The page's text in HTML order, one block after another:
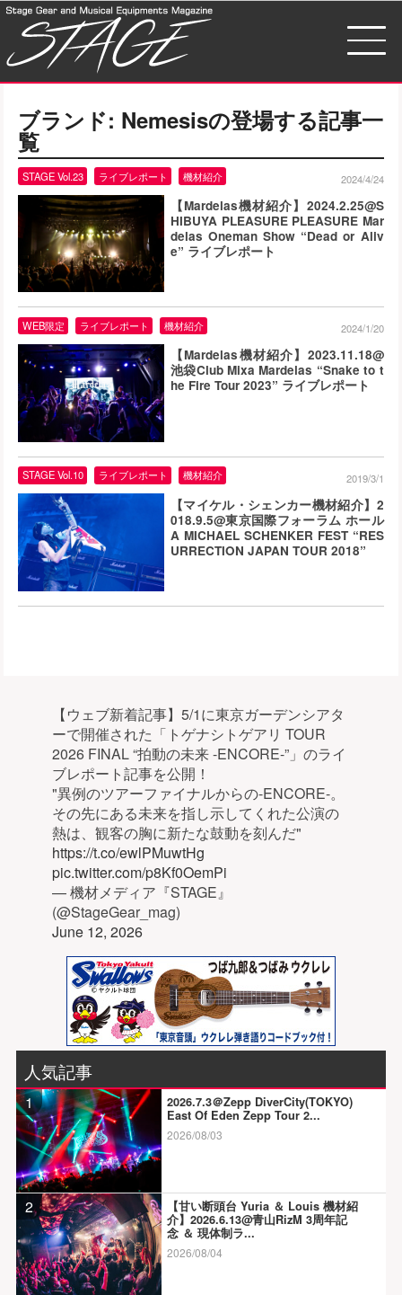
ブランド: Nemesisの登場する記事一
覧
【Mardelas機材紹介】2024.2.25@S
HIBUYA PLEASURE PLEASURE Mar
delas Oneman Show “Dead or Aliv
e” ライブレポート
STAGE Vol.23 ライブレポート 機材紹介 2024/4/24
【Mardelas機材紹介】2023.11.18@
池袋Club Mixa Mardelas “Snake to t
he Fire Tour 2023” ライブレポート
WEB限定 ライブレポート 機材紹介 2024/1/20
【マイケル・シェンカー機材紹介】2
018.9.5@東京国際フォーラム ホール
A MICHAEL SCHENKER FEST “RES
URRECTION JAPAN TOUR 2018”
STAGE Vol.10 ライブレポート 機材紹介 2019/3/1
【ウェブ新着記事】5/1に東京ガーデンシアタ
ーで開催された「トゲナシトゲアリ TOUR
2026 FINAL “拍動の未来 -ENCORE-”」のライ
ブレポート記事を公開！
"異例のツアーファイナルからの-ENCORE-。
その先にある未来を指し示してくれた公演の
熱は、観客の胸に新たな鼓動を刻んだ"
https://t.co/ewlPMuwtHg
pic.twitter.com/p8Kf0OemPi
— 機材メディア『STAGE』
(@StageGear_mag)
June 12, 2026
人気記事
1
2026.7.3＠Zepp DiverCity(TOKYO)
East Of Eden Zepp Tour 2...
2026/08/03
2
【甘い断頭台 Yuria ＆ Louis 機材紹
介】2026.6.13@青山RizM 3周年記
念 ＆ 現体制ラ...
2026/08/04